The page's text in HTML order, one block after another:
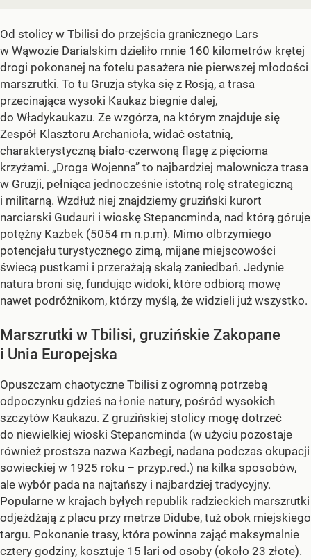
Od stolicy w Tbilisi do przejścia granicznego Lars
w Wąwozie Darialskim dzieliło mnie 160 kilometrów krętej
drogi pokonanej na fotelu pasażera nie pierwszej młodości
marszrutki. To tu Gruzja styka się z Rosją, a trasa
przecinająca wysoki Kaukaz biegnie dalej,
do Władykaukazu. Ze wzgórza, na którym znajduje się
Zespół Klasztoru Archanioła, widać ostatnią,
charakterystyczną biało-czerwoną flagę z pięcioma
krzyżami. „Droga Wojenna” to najbardziej malownicza trasa
w Gruzji, pełniąca jednocześnie istotną rolę strategiczną
i militarną. Wzdłuż niej znajdziemy gruziński kurort
narciarski Gudauri i wioskę Stepancminda, nad którą góruje
potężny Kazbek (5054 m n.p.m). Mimo olbrzymiego
potencjału turystycznego zimą, mijane miejscowości
świecą pustkami i przerażają skalą zaniedbań. Jedynie
natura broni się, fundując widoki, które odbiorą mowę
nawet podróżnikom, którzy myślą, że widzieli już wszystko.
Marszrutki w Tbilisi, gruzińskie Zakopane
i Unia Europejska
Opuszczam chaotyczne Tbilisi z ogromną potrzebą
odpoczynku gdzieś na łonie natury, pośród wysokich
szczytów Kaukazu. Z gruzińskiej stolicy mogę dotrzeć
do niewielkiej wioski Stepancminda (w użyciu pozostaje
również prostsza nazwa Kazbegi, nadana podczas okupacji
sowieckiej w 1925 roku – przyp.red.) na kilka sposobów,
ale wybór pada na najtańszy i najbardziej tradycyjny.
Popularne w krajach byłych republik radzieckich marszrutki
odjeżdżają z placu przy metrze Didube, tuż obok miejskiego
targu. Pokonanie trasy, która powinna zająć maksymalnie
cztery godziny, kosztuje 15 lari od osoby (około 23 złote).